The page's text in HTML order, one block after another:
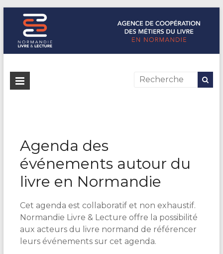
Normandie Livre & Lecture
L'agence de coopération des métiers du livre en Normandie
Agenda des
événements autour du
livre en Normandie
Cet agenda est collaboratif et non exhaustif.
Normandie Livre & Lecture offre la possibilité
aux acteurs du livre normand de référencer
leurs événements sur cet agenda.